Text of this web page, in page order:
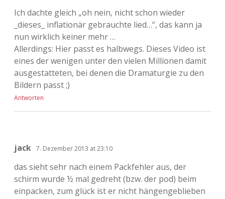
Ich dachte gleich „oh nein, nicht schon wieder
_dieses_ inflationär gebrauchte lied…“, das kann ja
nun wirklich keiner mehr …
Allerdings: Hier passt es halbwegs. Dieses Video ist
eines der wenigen unter den vielen Millionen damit
ausgestatteten, bei denen die Dramaturgie zu den
Bildern passt ;)
Antworten
jack 7. Dezember 2013 at 23:10
das sieht sehr nach einem Packfehler aus, der
schirm wurde ½ mal gedreht (bzw. der pod) beim
einpacken, zum glück ist er nicht hängengeblieben